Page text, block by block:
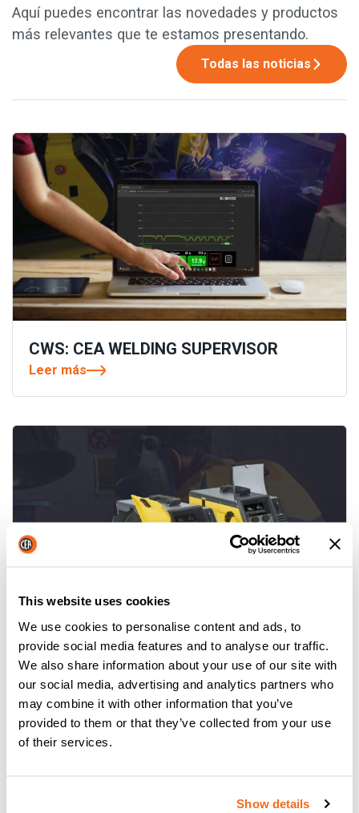
This website uses cookies
We use cookies to personalise content and ads, to
provide social media features and to analyse our traffic.
We also share information about your use of our site with
our social media, advertising and analytics partners who
may combine it with other information that you’ve
provided to them or that they’ve collected from your use
of their services.
Show details
Aquí puedes encontrar las novedades y productos
más relevantes que te estamos presentando.
Todas las noticias
CWS: CEA WELDING SUPERVISOR
Leer más
YARD MOBILE: UN PASO ADELANTE EN
LA SOLDADURA EN ASTILLEROS
Leer más